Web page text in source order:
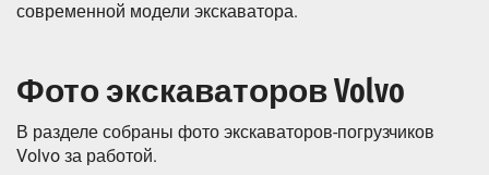
современной модели экскаватора.
Фото экскаваторов Volvo
В разделе собраны фото экскаваторов-погрузчиков
Volvo за работой.